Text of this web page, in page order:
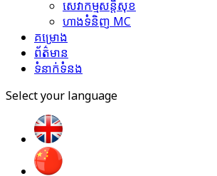
សេវាកម្ម​សន្តិសុខ
ហាង​ទំនិញ MC
គ​ម្រោ​ង
ព័ត៌មាន
ទំនាក់ទំនង
Select your language